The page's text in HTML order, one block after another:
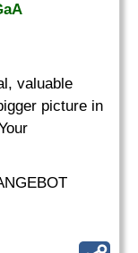
valuable
picture in